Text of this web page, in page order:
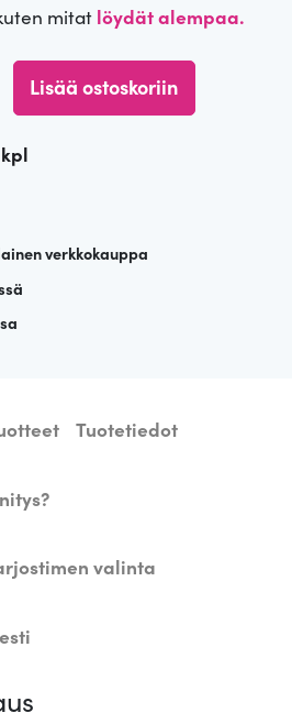
mitatlöydät alempaa.
Lisää ostoskoriin
verkkokauppa
Tuotetiedot
valinta